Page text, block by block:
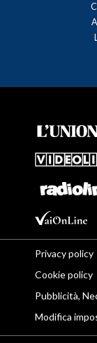
Privacy policy
Cookie policy
Pubblicità,
Modifica